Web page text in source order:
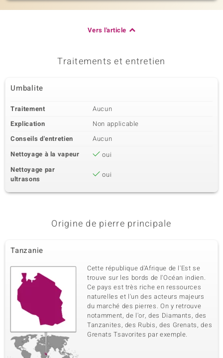
Vers l'article
Traitements et entretien
Umbalite
Traitement
Aucun
Explication
Non applicable
Conseils d'entretien
Aucun
Nettoyage à la vapeur
oui
Nettoyage par
ultrasons
oui
Origine de pierre principale
Tanzanie
Cette république d'Afrique de l'Est se
trouve sur les bords de l'Océan indien.
Ce pays est très riche en ressources
naturelles et l'un des acteurs majeurs
du marché des pierres. On y retrouve
notamment, de l'or, des Diamants, des
Tanzanites, des Rubis, des Grenats, des
Grenats Tsavorites par exemple.